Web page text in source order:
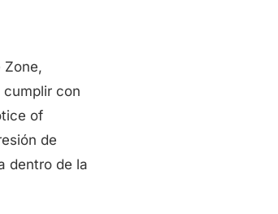
Zone,
cumplir con
of
de
dentro de la